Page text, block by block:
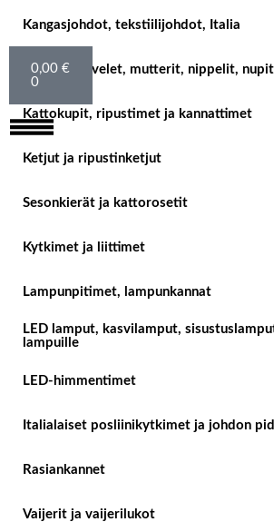
0,00 €
0
Kangasjohdot, tekstiilijohdot, Italia
Asennus (nivelet, mutterit, nippelit,
Kattokupit, ripustimet ja kannattimet
Ketjut ja ripustinketjut
Sesonkierät ja kattorosetit
Kytkimet ja liittimet
Lampunpitimet, lampunkannat
LED lamput, kasvilamput,
lampuille
LED-himmentimet
Italialaiset posliinikytkimet ja johdon
Rasiankannet
Vaijerit ja vaijerilukot